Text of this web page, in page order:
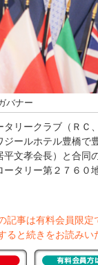
バナー
リークラブ（ＲＣ
ジールホテル豊橋で
文孝会長）と合同
タリー第２７６０
記事は有料会員限定
ると続きをお読みい